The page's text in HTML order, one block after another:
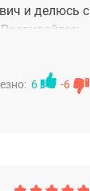
и делюсь с
до кончиков
6 -6